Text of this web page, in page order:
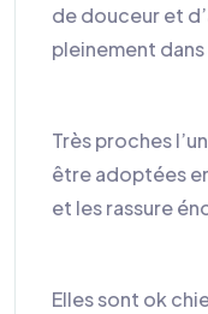
de douceur et
pleinement
Très proches
être adoptées
et les rassure
Elles sont ok